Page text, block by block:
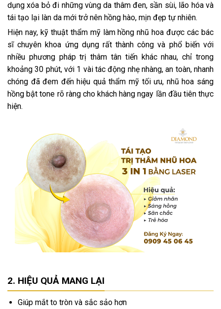
dụng xóa bỏ đi những vùng da thâm đen, sần sùi, lão hóa và
tái tạo lại làn da mới trở nên hồng hào, mịn đẹp tự nhiên.
Hiện nay, kỹ thuật thẩm mỹ làm hồng nhũ hoa được các bác
sĩ chuyên khoa ứng dụng rất thành công và phổ biến với
nhiều phương pháp trị thâm tân tiến khác nhau, chỉ trong
khoảng 30 phút, với 1 vài tác động nhẹ nhàng, an toàn, nhanh
chóng đã đem đến hiệu quả thẩm mỹ tối ưu, nhũ hoa sáng
hồng bật tone rõ ràng cho khách hàng ngay lần đầu tiên thực
hiện.
HIỆU QUẢ MANG LẠI
Giúp mắt to tròn và sắc sảo hơn